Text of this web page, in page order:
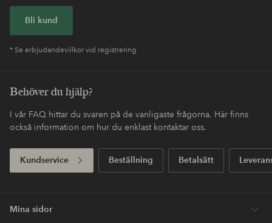
Bli kund
* Se erbjudandevillkor vid registrering
Behöver du hjälp?
I vår FAQ hittar du svaren på de vanligaste frågorna. Här finns
också information om hur du enklast kontaktar oss.
Kundservice Beställning Betalsätt
Mina sidor